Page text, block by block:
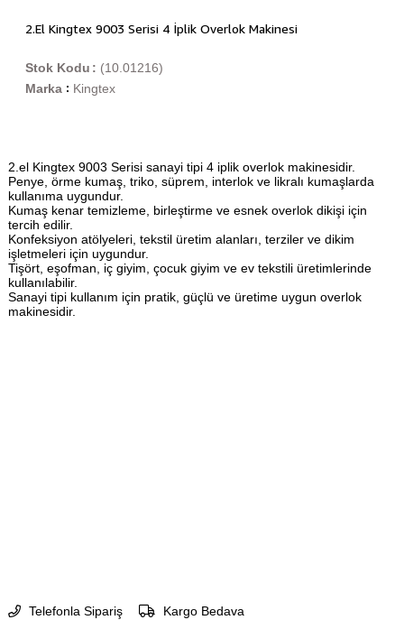
2.El Kingtex 9003 Serisi 4 İplik Overlok Makinesi
(10.01216)
Stok Kodu
Marka : Kingtex
2.el Kingtex 9003 Serisi sanayi tipi 4 iplik overlok makinesidir.
Penye, örme kumaş, triko, süprem, interlok ve likralı kumaşlarda
kullanıma uygundur.
Kumaş kenar temizleme, birleştirme ve esnek overlok dikişi için
tercih edilir.
Konfeksiyon atölyeleri, tekstil üretim alanları, terziler ve dikim
işletmeleri için uygundur.
Tişört, eşofman, iç giyim, çocuk giyim ve ev tekstili üretimlerinde
kullanılabilir.
Sanayi tipi kullanım için pratik, güçlü ve üretime uygun overlok
makinesidir.
Telefonla Sipariş Kargo Bedava